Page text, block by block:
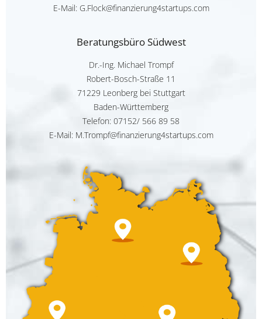
E-Mail: G.Flock@finanzierung4startups.com
Beratungsbüro Südwest
Dr.-Ing. Michael Trompf
Robert-Bosch-Straße 11
71229 Leonberg bei Stuttgart
Baden-Württemberg
Telefon: 07152/ 566 89 58
E-Mail: M.Trompf@finanzierung4startups.com